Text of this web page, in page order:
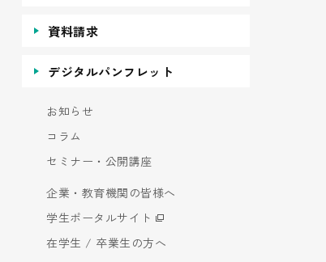
資料請求
デジタルパンフレット
お知らせ
コラム
セミナー・公開講座
企業・教育機関の皆様へ
学生ポータルサイト
在学生 / 卒業生の方へ